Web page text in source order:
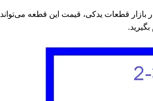
بازار قطعات یدکی، قیمت این قطعه می‌تواند